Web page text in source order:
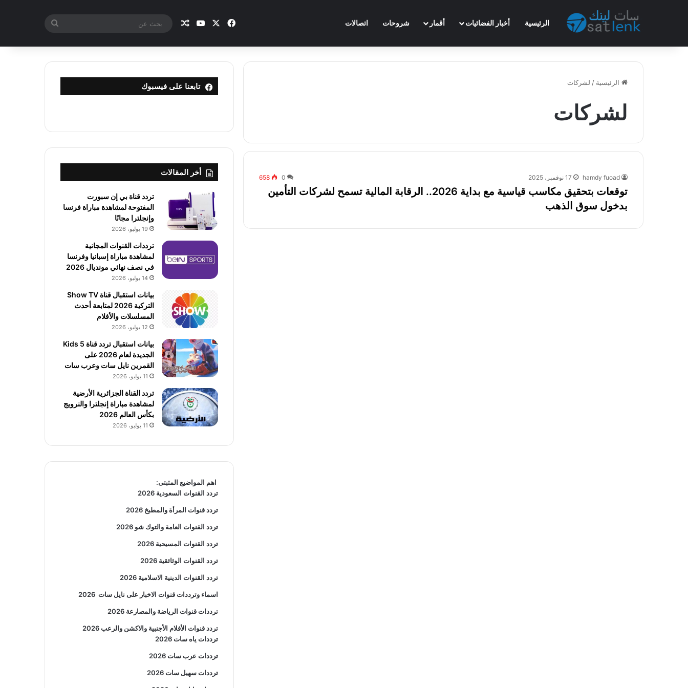
الرئيسية أخبار الفضائيات أقمار شروحات اتصالات فيسبوك يوتيوب مقال عشوائي
الرئيسية / لشركات
لشركات
hamdy fuoad 17 نوفمبر، 2025 0
658
توقعات بتحقيق مكاسب قياسية مع بداية 2026.. الرقابة المالية تسمح لشركات التأمين
بدخول سوق الذهب
تابعنا على فيسبوك
أخر المقالات
تردد قناة بي إن سبورت
المفتوحة لمشاهدة مباراة فرنسا
وإنجلترا مجانًا
19 يوليو، 2026
ترددات القنوات المجانية
لمشاهدة مباراة إسبانيا وفرنسا
في نصف نهائي مونديال 2026
14 يوليو، 2026
بيانات استقبال قناة Show TV
التركية 2026 لمتابعة أحدث
المسلسلات والأفلام
12 يوليو، 2026
بيانات استقبال تردد قناة 5 Kids
الجديدة لعام 2026 على
القمرين نايل سات وعرب سات
11 يوليو، 2026
تردد القناة الجزائرية الأرضية
لمشاهدة مباراة إنجلترا والنرويج
بكأس العالم 2026
11 يوليو، 2026
اهم المواضيع المثبتى:
تردد القنوات السعودية 2026
تردد قنوات المرأة والمطبخ 2026
تردد القنوات العامة والتوك شو 2026
تردد القنوات المسيحية 2026
تردد القنوات الوثائقية 2026
تردد القنوات الدينية الاسلامية 2026
اسماء وترددات قنوات الاخبار على نايل سات2026
ترددات قنوات الرياضة والمصارعة2026
تردد قنوات الأفلام الأجنبية والاكشن والرعب2026
ترددات ياه سات 2026
ترددات عرب سات 2026
ترددات سهيل سات 2026